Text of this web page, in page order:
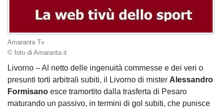
Amaranta Tv
© foto di Amaranta.it
Livorno – Al netto delle ingenuità commesse e dei veri o
presunti torti arbitrali subiti, il Livorno di mister Alessandro
Formisano esce tramortito dalla trasferta di Pesaro
maturando un passivo, in termini di gol subiti, che punisce